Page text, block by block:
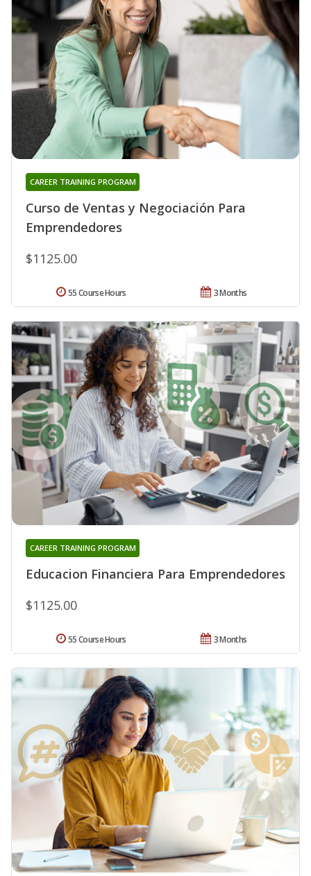
Curso de Ventas y Negociación Para
Emprendedores
CAREER TRAINING PROGRAM
$1125.00
3 Months
55 Course Hours
Educacion Financiera Para Emprendedores
CAREER TRAINING PROGRAM
$1125.00
3 Months
55 Course Hours